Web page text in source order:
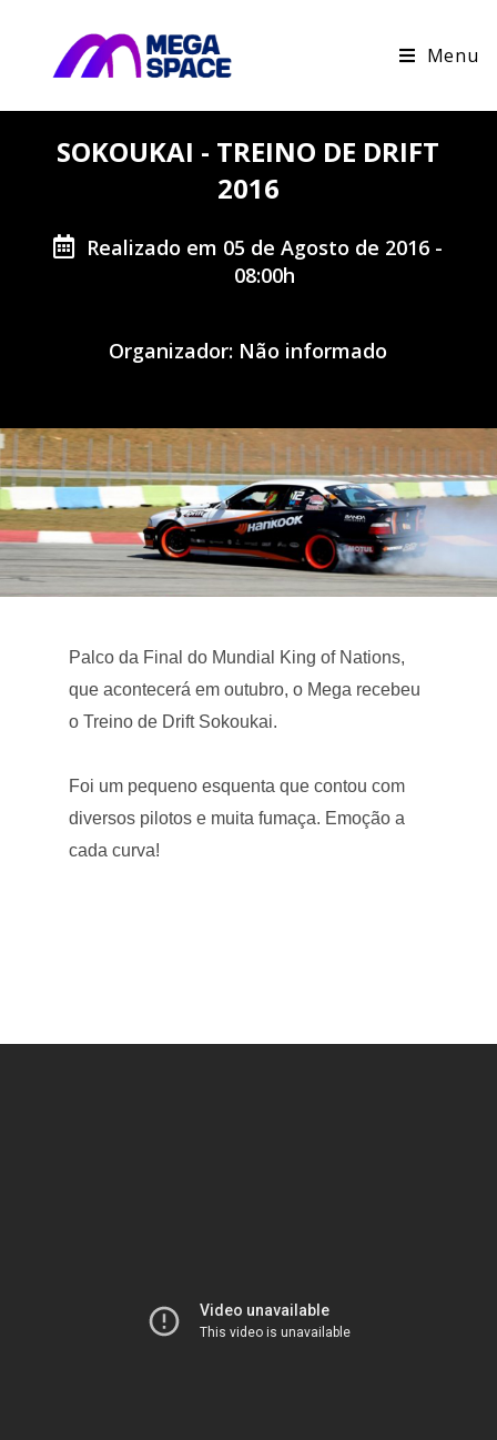
Menu
SOKOUKAI - TREINO DE DRIFT
2016
Realizado em 05 de Agosto de 2016 -
08:00h
Organizador: Não informado
Palco da Final do Mundial King of Nations,
que acontecerá em outubro, o Mega recebeu
o Treino de Drift Sokoukai.
Foi um pequeno esquenta que contou com
diversos pilotos e muita fumaça. Emoção a
cada curva!